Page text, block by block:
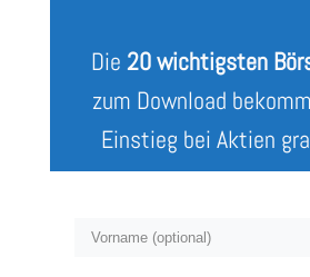
Die 20 wichtigsten
zum Download
Einstieg bei Aktien